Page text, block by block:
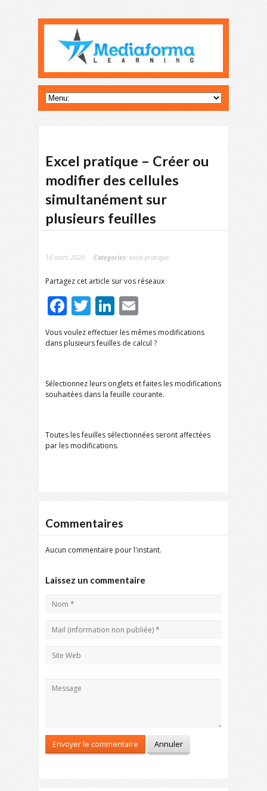
Excel pratique – Créer ou
modifier des cellules
simultanément sur
plusieurs feuilles
16 mars 2020 Categories: excel-pratique
Partagez cet article sur vos réseaux
Facebook
TwitterLinkedIn
Vous voulez effectuer les mêmes modifications
dans plusieurs feuilles de calcul ?
Sélectionnez leurs onglets et faites les modifications
souhaitées dans la feuille courante.
Toutes les feuilles sélectionnées seront affectées
par les modifications.
Commentaires
Aucun commentaire pour l'instant.
Laissez un commentaire